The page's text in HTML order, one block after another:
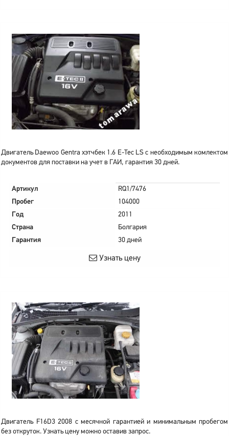
Двигатель Daewoo Gentra хэтчбек 1.6 E-Tec LS с необходимым комлектом
документов для поставки на учет в ГАИ, гарантия 30 дней.
Артикул
RQ1/7476
Пробег
104000
Год
2011
Страна
Болгария
Гарантия
30 дней
Узнать цену
Двигатель F16D3 2008 с месячной гарантией и минимальным пробегом
без откруток. Узнать цену можно оставив запрос.